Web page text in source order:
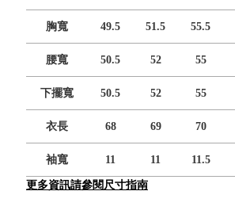
胸寬 49.5 51.5 55.5
腰寬 50.5 52 55
下擺寬 50.5 52 55
衣長 68 69 70
袖寬 11 11 11.5
更多資訊請參閱尺寸指南